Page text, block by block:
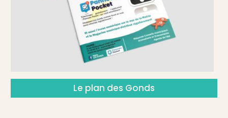
Le plan des Gonds